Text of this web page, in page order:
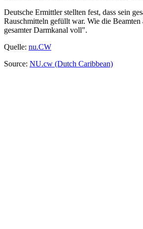
Deutsche Ermittler stellten fest, dass sein
Rauschmitteln gefüllt war. Wie die Beamten
gesamter Darmkanal voll".
Quelle: nu.CW
Source: NU.cw (Dutch Caribbean)